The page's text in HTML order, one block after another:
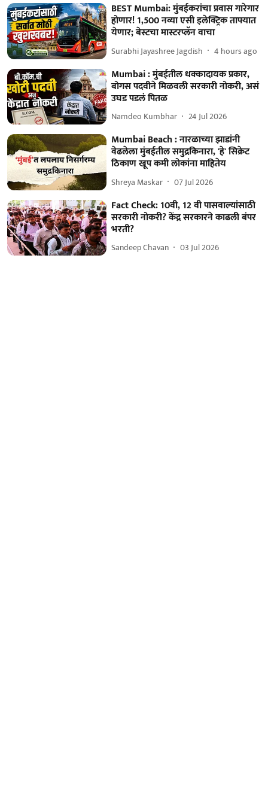
BEST Mumbai: मुंबईकरांचा प्रवास गारेगार
होणार! 1,500 नव्या एसी इलेक्ट्रिक ताफ्यात
येणार; बेस्टचा मास्टरप्लॅन वाचा
Surabhi Jayashree Jagdish 4 hours ago
Mumbai : मुंबईतील धक्कादायक प्रकार,
बोगस पदवीने मिळवली सरकारी नोकरी, असं
उघड पडलं पितळ
Namdeo Kumbhar 24 Jul 2026
Mumbai Beach : नारळाच्या झाडांनी
वेढलेला मुंबईतील समुद्रकिनारा, 'हे' सिक्रेट
ठिकाण खूप कमी लोकांना माहितेय
Shreya Maskar 07 Jul 2026
Fact Check: 10वी, 12 वी पासवाल्यांसाठी
सरकारी नोकरी? केंद्र सरकारने काढली बंपर
भरती?
Sandeep Chavan 03 Jul 2026